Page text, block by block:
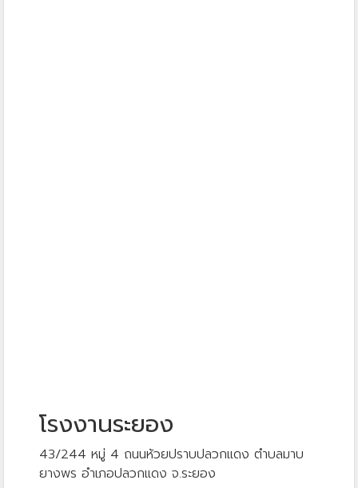
โรงงานระยอง
43/244 หมู่ 4 ถนนห้วยปราบปลวกแดง ตำบลมาบ
ยางพร อำเภอปลวกแดง จ.ระยอง